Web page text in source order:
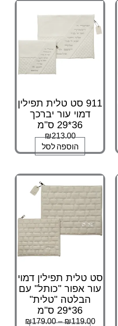
911 סט טלית תפילין
דמוי עור יברכך
36*29 ס"מ
₪213.00
הוספה לסל
סט טלית תפילין דמוי
עור אפור "כותל" עם
הבלטה "טלית"
36*29 ס"מ
₪119.00
–
₪179.00
לבחור
את
האפשרויות
בעמוד